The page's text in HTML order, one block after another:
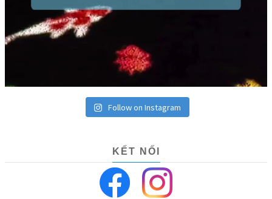
Follow on Instagram
KẾT NỐI